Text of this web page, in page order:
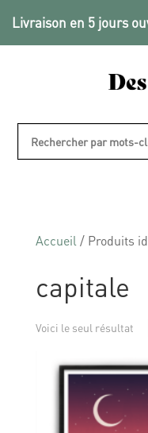
Livraison en 5 jours
Accueil / Produits
capitale
Voici le seul résultat